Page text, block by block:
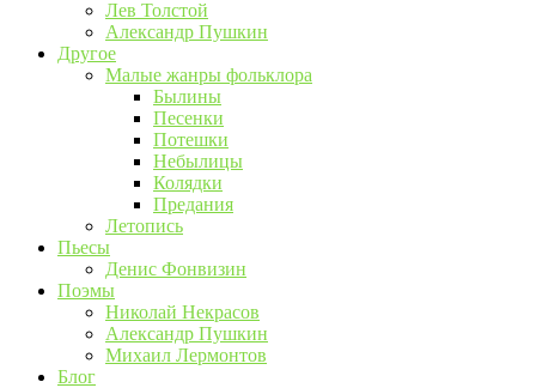
Лев Толстой
Александр Пушкин
Другое
Малые жанры фольклора
Былины
Песенки
Потешки
Небылицы
Колядки
Предания
Летопись
Пьесы
Денис Фонвизин
Поэмы
Николай Некрасов
Александр Пушкин
Михаил Лермонтов
Блог